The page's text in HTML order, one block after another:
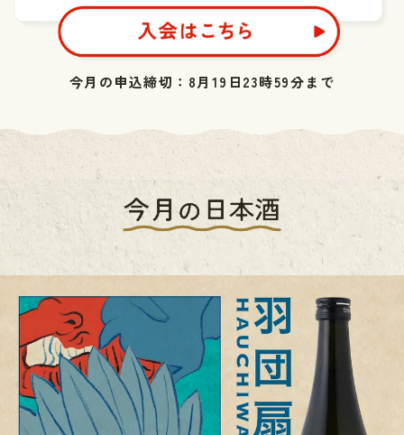
今月の申込締切：8月19日23時59分まで